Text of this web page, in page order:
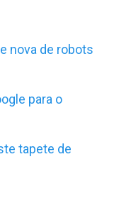
nova de robots
para o
tapete de